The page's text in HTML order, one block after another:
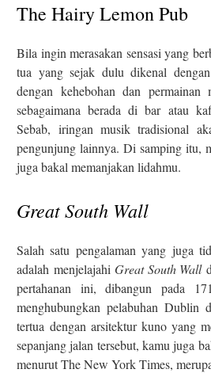
The Hairy Lemon Pub
Bila ingin merasakan sensasi yang
tua yang sejak dulu dikenal
dengan kehebohan dan
sebagaimana berada di bar atau
Sebab, iringan musik tradisional
pengunjung lainnya. Di samping itu,
juga bakal memanjakan lidahmu.
Great South Wall
Salah satu pengalaman yang juga
adalah menjelajahiGreat South Wall
pertahanan ini, dibangun pada
menghubungkan pelabuhan Dublin
tertua dengan arsitektur kuno yang
sepanjang jalan tersebut, kamu juga
menurut The New York Times,